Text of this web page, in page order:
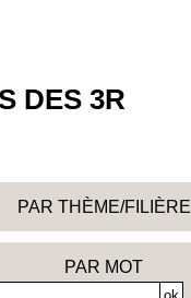
DES 3R
PAR THÈME/FILIÈRE
PAR MOT